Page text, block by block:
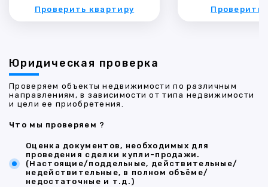
Проверить квартиру Проверить
Юридическая проверка
Проверяем объекты недвижимости по различным
направлениям, в зависимости от типа недвижимости
и цели ее приобретения.
Что мы проверяем ?
Оценка документов, необходимых для
проведения сделки купли-продажи.
(Настоящие/поддельные, действительные/
недействительные, в полном объёме/
недостаточные и т.д.)